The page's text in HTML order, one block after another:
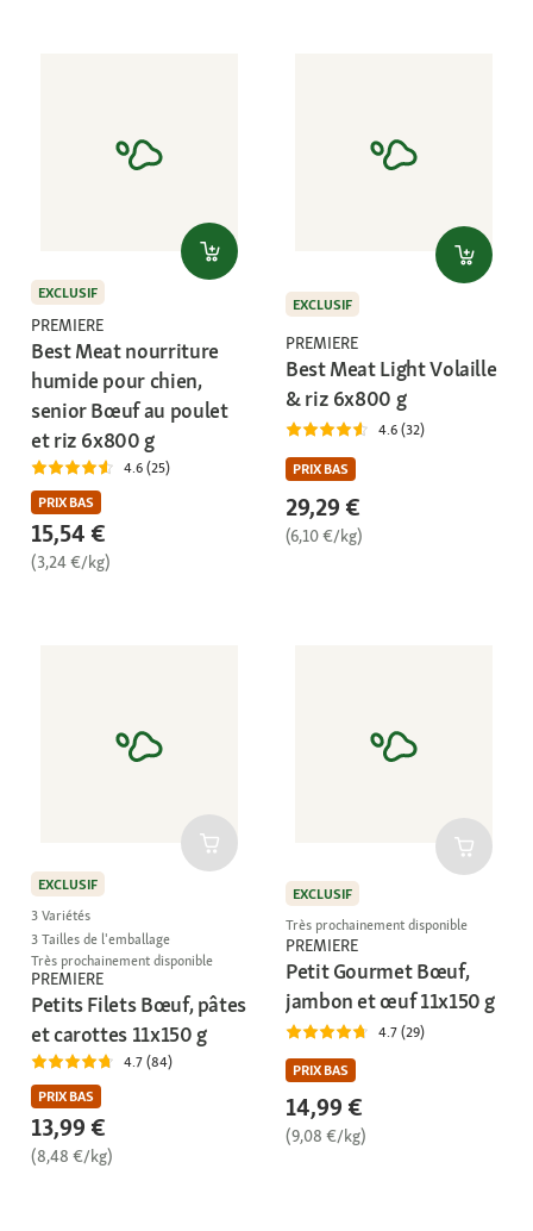
EXCLUSIF
PREMIERE
Best Meat nourriture
humide pour chien,
senior Bœuf au poulet
et riz 6x800 g
4.6 (25)
PRIX BAS
15,54 €
(3,24 €/kg)
EXCLUSIF
PREMIERE
Best Meat Light Volaille
& riz 6x800 g
4.6 (32)
PRIX BAS
29,29 €
(6,10 €/kg)
EXCLUSIF
3 Variétés
3 Tailles de l'emballage
Très prochainement disponible
PREMIERE
Petits Filets Bœuf, pâtes
et carottes 11x150 g
4.7 (84)
PRIX BAS
13,99 €
(8,48 €/kg)
EXCLUSIF
Très prochainement disponible
PREMIERE
Petit Gourmet Bœuf,
jambon et œuf 11x150 g
4.7 (29)
PRIX BAS
14,99 €
(9,08 €/kg)